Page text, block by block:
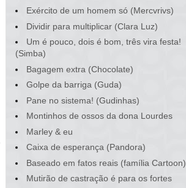
Exército de um homem só (Mercvrivs)
Dividir para multiplicar (Clara Luz)
Um é pouco, dois é bom, três vira festa!
(Simba)
Bagagem extra (Chocolate)
Golpe da barriga (Guda)
Pane no sistema! (Gudinhas)
Montinhos de ossos da dona Lourdes
Marley & eu
Caixa de esperança (Pandora)
Baseado em fatos reais (família Cartoon)
Mutirão de castração é para os fortes